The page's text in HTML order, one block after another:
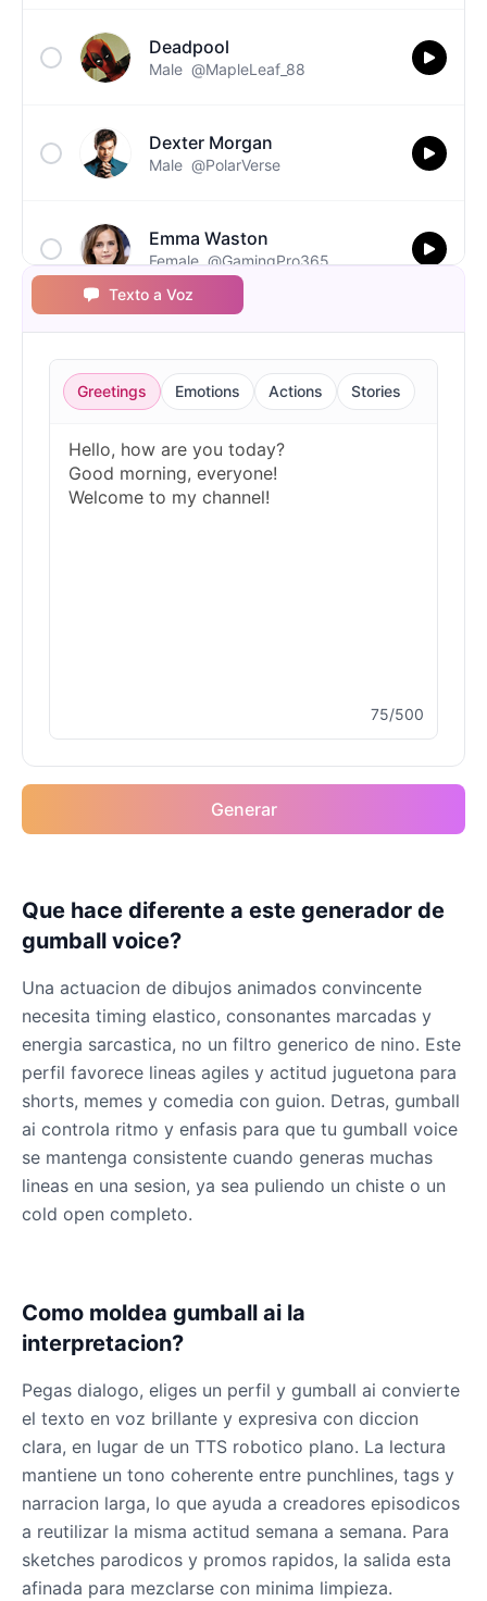
Deadpool
Male @MapleLeaf_88
Dexter Morgan
Male @PolarVerse
Emma Waston
Female @GamingPro365
Ghostface(Scream)
Male @NovaSky
Male @BytePhantom
Male @Holiday
Rocket(Guardians of the
Galaxy)
Spiderman
Male
Venom
Male @NYCgirl2009
WuKong(Black Myth)
Male @OmegaWolf
Yzma(Eartha Kitt)
Male @AmeliaCarter
Texto a Voz
Greetings Emotions Actions Stories
75/500
Generar
Que hace diferente a este generador de
gumball voice?
Una actuacion de dibujos animados convincente
necesita timing elastico, consonantes marcadas y
energia sarcastica, no un filtro generico de nino. Este
perfil favorece lineas agiles y actitud juguetona para
shorts, memes y comedia con guion. Detras, gumball
ai controla ritmo y enfasis para que tu gumball voice
se mantenga consistente cuando generas muchas
lineas en una sesion, ya sea puliendo un chiste o un
cold open completo.
Como moldea gumball ai la
interpretacion?
Pegas dialogo, eliges un perfil y gumball ai convierte
el texto en voz brillante y expresiva con diccion
clara, en lugar de un TTS robotico plano. La lectura
mantiene un tono coherente entre punchlines, tags y
narracion larga, lo que ayuda a creadores episodicos
a reutilizar la misma actitud semana a semana. Para
sketches parodicos y promos rapidos, la salida esta
afinada para mezclarse con minima limpieza.